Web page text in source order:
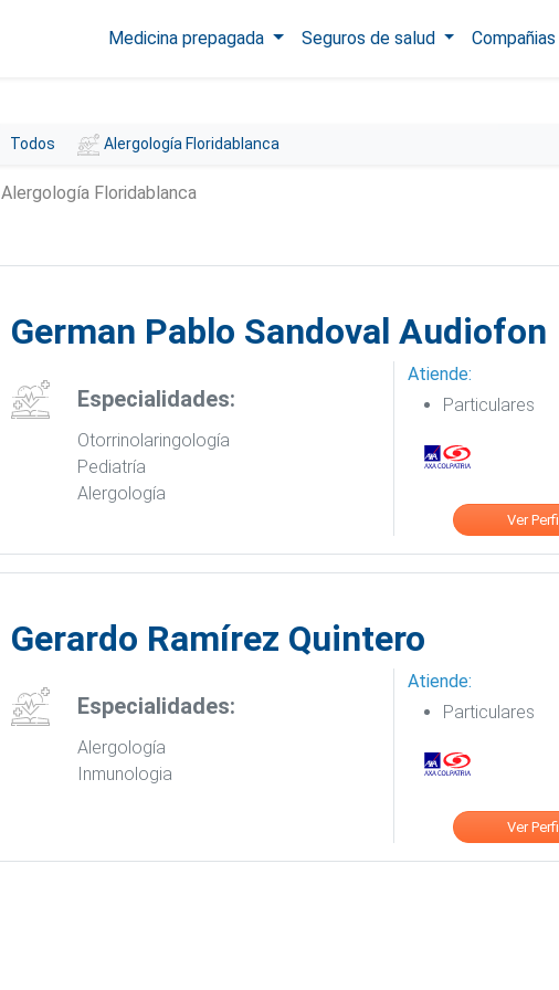
Medicina prepagada Seguros de salud Compañias
Todos Alergología Floridablanca
Alergología Floridablanca
German Pablo Sandoval Audiofon
Especialidades:
Otorrinolaringología
Pediatría
Alergología
Atiende:
Particulares
Ver Perfil
Gerardo Ramírez Quintero
Especialidades:
Alergología
Inmunologia
Atiende:
Particulares
Ver Perfil